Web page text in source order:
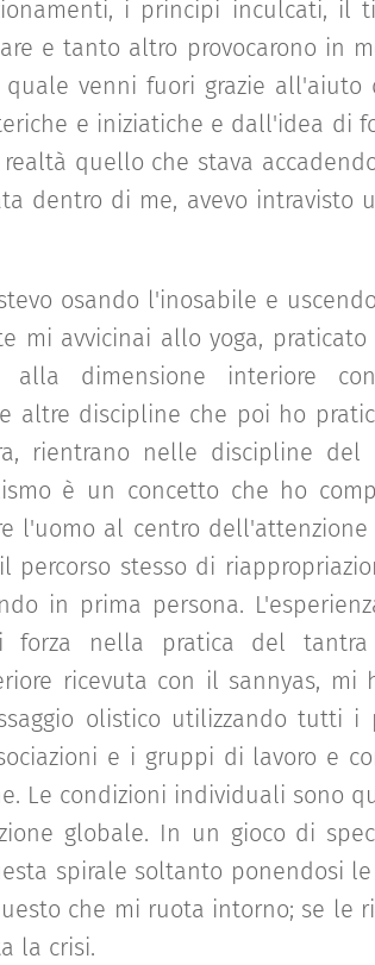
i principi inculcati, il
e tanto altro provocarono in
quale venni fuori grazie
e iniziatiche e dall'idea di
quello che stava
dentro di me, avevo intravisto
osando l'inosabile e
mi avvicinai allo yoga,
dimensione interiore
altre discipline che poi ho
rientrano nelle discipline del
è un concetto che ho
l'uomo al centro
percorso stesso di
in prima persona.
nella pratica del
ricevuta con il sannyas, mi
olistico utilizzando tutti i
e i gruppi di lavoro e
Le condizioni individuali sono
globale. In un gioco di
spirale soltanto ponendosi
che mi ruota intorno; se le
la crisi.